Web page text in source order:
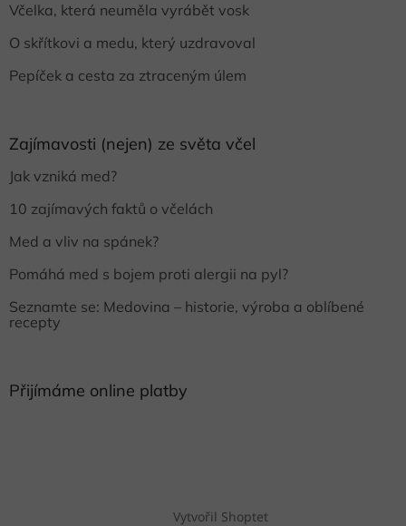
Včelka, která neuměla vyrábět vosk
O skřítkovi a medu, který uzdravoval
Pepíček a cesta za ztraceným úlem
Zajímavosti (nejen) ze světa včel
Jak vzniká med?
10 zajímavých faktů o včelách
Med a vliv na spánek?
Pomáhá med s bojem proti alergii na pyl?
Seznamte se: Medovina – historie, výroba a oblíbené
recepty
Přijímáme online platby
Vytvořil Shoptet